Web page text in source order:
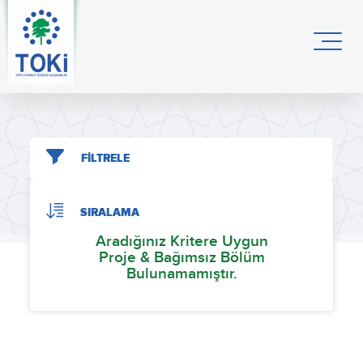
FİLTRELE
SIRALAMA
Aradığınız Kritere Uygun
Proje & Bağımsız Bölüm
Bulunamamıştır.